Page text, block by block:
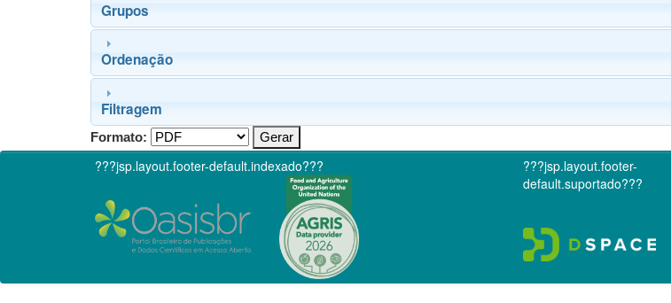
Grupos
Ordenação
Filtragem
Formato:
???jsp.layout.footer-default.indexado???
???jsp.layout.footer-
default.suportado???